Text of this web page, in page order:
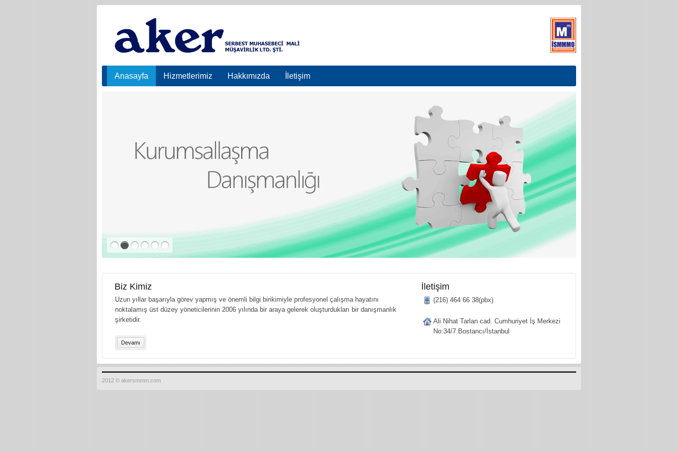
Anasayfa Hizmetlerimiz Hakkımızda İletişim
Biz Kimiz
Uzun yıllar başarıyla görev yapmış ve önemli bilgi birikimiyle profesyonel çalışma hayatını
noktalamış üst düzey yöneticilerinin 2006 yılında bir araya gelerek oluşturdukları bir danışmanlık
şirketidir.
Devamı
İletişim
(216) 464 66 38(pbx)
Ali Nihat Tarlan cad. Cumhuriyet İş Merkezi
No:34/7 Bostancı/İstanbul
2012 © akersmmm.com